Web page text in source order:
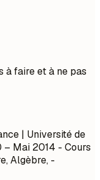
à faire et à ne pas
| Université de
– Mai 2014 - Cours
Algèbre, -